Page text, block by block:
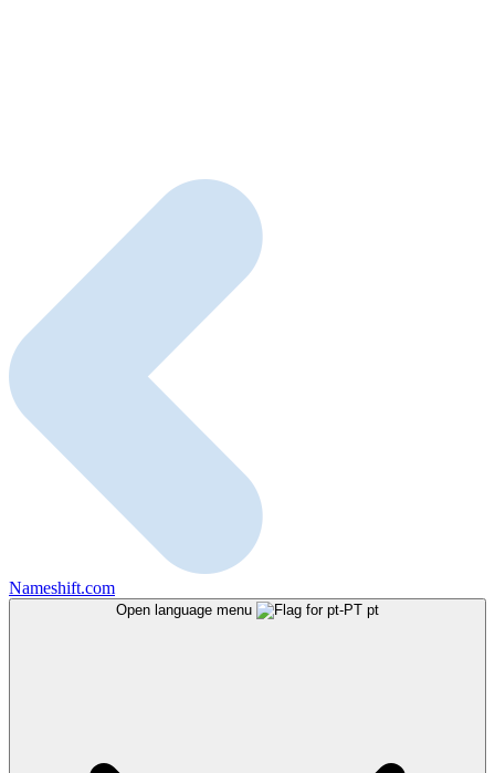
Nameshift.com
Open language menu pt